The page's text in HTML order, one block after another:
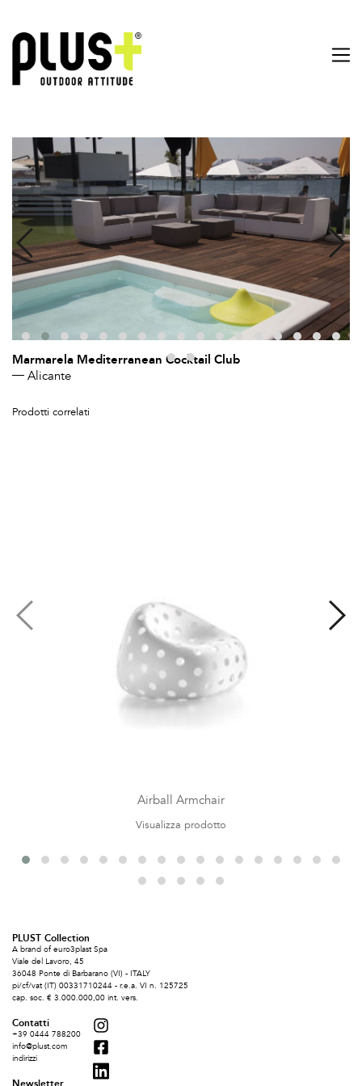
Marmarela Mediterranean Cocktail Club
Alicante
Prodotti correlati
Airball Armchair
Visualizza prodotto
PLUST Collection
A brand of euro3plast Spa
Viale del Lavoro, 45
36048 Ponte di Barbarano (VI) - ITALY
pi/cf/vat (IT) 00331710244 - r.e.a. VI n. 125725
cap. soc. € 3.000.000,00 int. vers.
Contatti
+39 0444 788200
info@plust.com
indirizzi